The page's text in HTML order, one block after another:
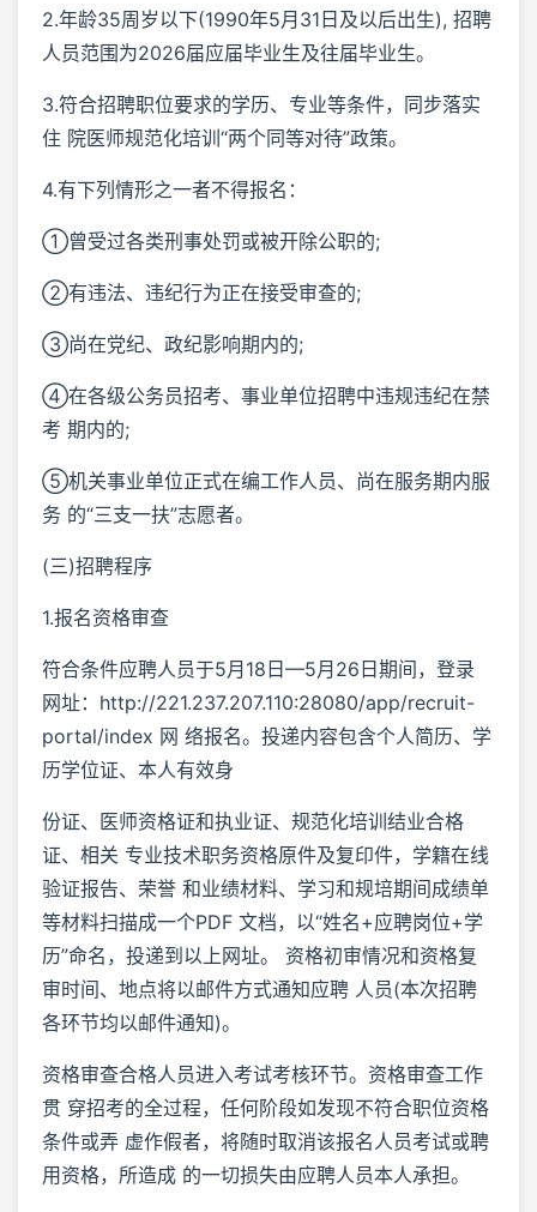
2.年龄35周岁以下(1990年5月31日及以后出生), 招聘
人员范围为2026届应届毕业生及往届毕业生。
3.符合招聘职位要求的学历、专业等条件，同步落实
住 院医师规范化培训“两个同等对待”政策。
4.有下列情形之一者不得报名：
①曾受过各类刑事处罚或被开除公职的;
②有违法、违纪行为正在接受审查的;
③尚在党纪、政纪影响期内的;
④在各级公务员招考、事业单位招聘中违规违纪在禁
考 期内的;
⑤机关事业单位正式在编工作人员、尚在服务期内服
务 的“三支一扶”志愿者。
(三)招聘程序
1.报名资格审查
符合条件应聘人员于5月18日—5月26日期间，登录
网址：http://221.237.207.110:28080/app/recruit-
portal/index 网 络报名。投递内容包含个人简历、学
历学位证、本人有效身
份证、医师资格证和执业证、规范化培训结业合格
证、相关 专业技术职务资格原件及复印件，学籍在线
验证报告、荣誉 和业绩材料、学习和规培期间成绩单
等材料扫描成一个PDF 文档，以“姓名+应聘岗位+学
历”命名，投递到以上网址。 资格初审情况和资格复
审时间、地点将以邮件方式通知应聘 人员(本次招聘
各环节均以邮件通知)。
资格审查合格人员进入考试考核环节。资格审查工作
贯 穿招考的全过程，任何阶段如发现不符合职位资格
条件或弄 虚作假者，将随时取消该报名人员考试或聘
用资格，所造成 的一切损失由应聘人员本人承担。